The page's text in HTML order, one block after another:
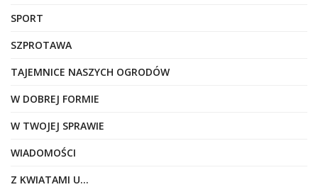
SPORT
SZPROTAWA
TAJEMNICE NASZYCH OGRODÓW
W DOBREJ FORMIE
W TWOJEJ SPRAWIE
WIADOMOŚCI
Z KWIATAMI U…